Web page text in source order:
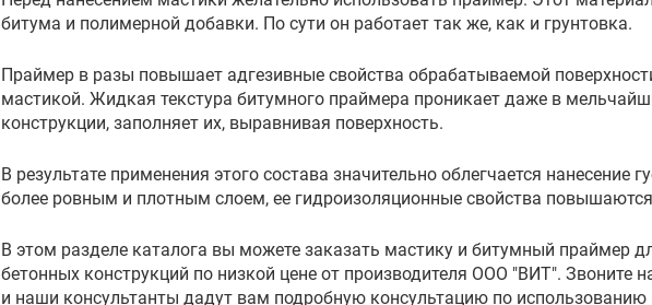
битума и полимерной добавки. По сути он работает так же, как и грунтовка.
Праймер в разы повышает адгезивные свойства обрабатываемой
мастикой. Жидкая текстура битумного праймера проникает даже в
конструкции, заполняет их, выравнивая поверхность.
В результате применения этого состава значительно облегчается нанесение
более ровным и плотным слоем, ее гидроизоляционные свойства
В этом разделе каталога вы можете заказать мастику и битумный праймер
бетонных конструкций по низкой цене от производителя ООО "ВИТ". Звоните
и наши консультанты дадут вам подробную консультацию по